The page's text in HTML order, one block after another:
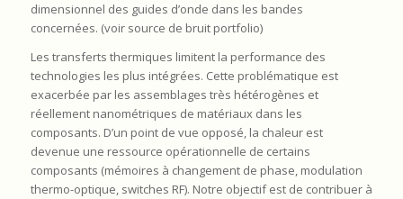
dimensionnel des guides d’onde dans les bandes
concernées. (voir source de bruit portfolio)
Les transferts thermiques limitent la performance des
technologies les plus intégrées. Cette problématique est
exacerbée par les assemblages très hétérogènes et
réellement nanométriques de matériaux dans les
composants. D’un point de vue opposé, la chaleur est
devenue une ressource opérationnelle de certains
composants (mémoires à changement de phase, modulation
thermo-optique, switches RF). Notre objectif est de contribuer à